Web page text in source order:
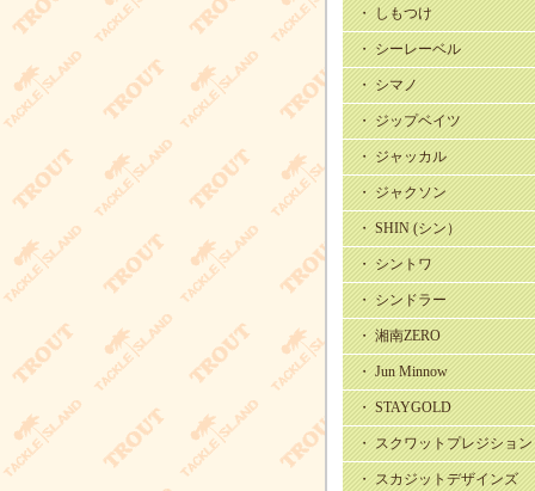
・ しもつけ
・ シーレーベル
・ シマノ
・ ジップベイツ
・ ジャッカル
・ ジャクソン
・ SHIN (シン）
・ シントワ
・ シンドラー
・ 湘南ZERO
・ Jun Minnow
・ STAYGOLD
・ スクワットプレジション
・ スカジットデザインズ